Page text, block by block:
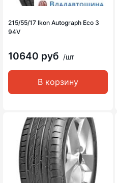
215/55/17 Ikon Autograph Eco 3
94V
10640 руб /шт
В корзину